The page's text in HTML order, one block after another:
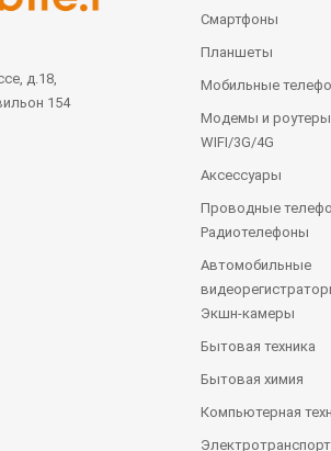
д.18,
154
Смартфоны
Планшеты
Мобильные
Модемы и роутеры
WIFI/3G/4G
Аксессуары
Проводные
Радиотелефоны
Автомобильные
Экшн-камеры
Бытовая техника
Бытовая химия
Компьютерная
Электротранспорт